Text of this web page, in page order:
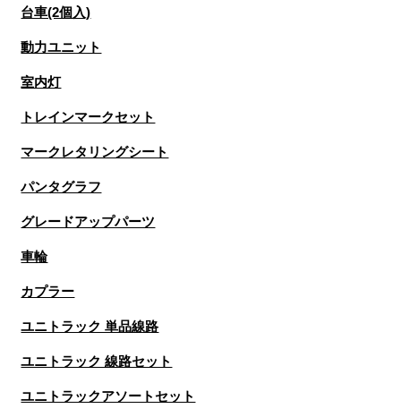
台車(2個入)
動力ユニット
室内灯
トレインマークセット
マークレタリングシート
パンタグラフ
グレードアップパーツ
車輪
カプラー
ユニトラック 単品線路
ユニトラック 線路セット
ユニトラックアソートセット